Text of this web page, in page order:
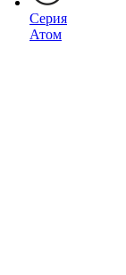
Серия
Атом